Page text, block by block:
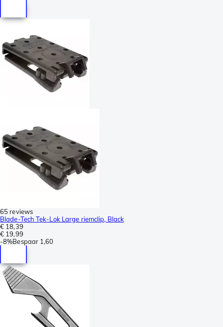
65 reviews
Blade-Tech Tek-Lok Large riemclip, Black
€ 18,39
€ 19,99
-8%Bespaar 1,60